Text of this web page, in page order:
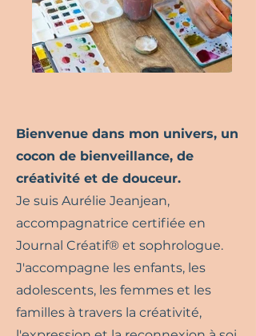
Bienvenue dans mon univers, un
cocon de bienveillance, de
créativité et de douceur.
Je suis Aurélie Jeanjean,
accompagnatrice certifiée en
Journal Créatif® et sophrologue.
J'accompagne les enfants, les
adolescents, les femmes et les
familles à travers la créativité,